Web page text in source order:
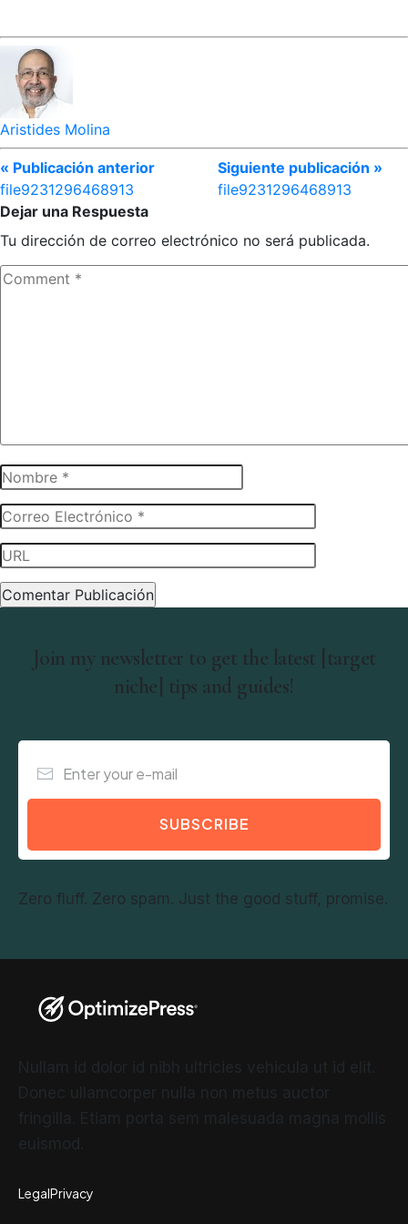
Aristides Molina
« Publicación anterior
file9231296468913
Siguiente publicación »
file9231296468913
Dejar una Respuesta
Tu dirección de correo electrónico no será publicada.
Join my newsletter to get the latest [target
niche] tips and guides!
SUBSCRIBE
Zero fluff. Zero spam. Just the good stuff, promise.
LegalPrivacy